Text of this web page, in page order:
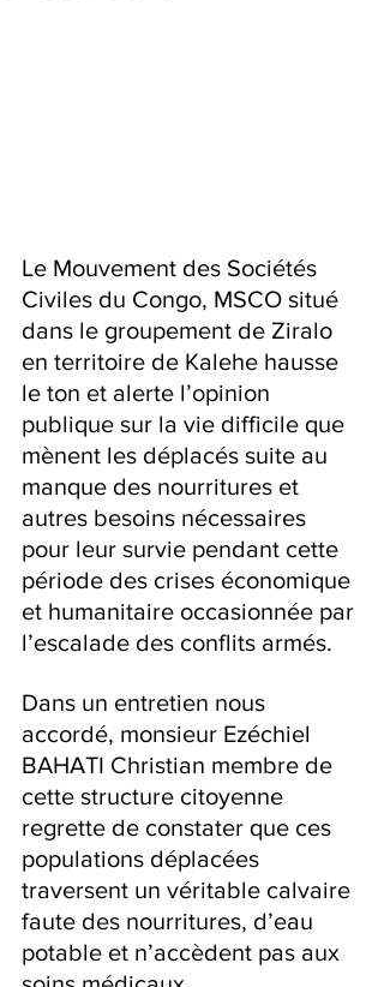
Le Mouvement des Sociétés
Civiles du Congo, MSCO situé
dans le groupement de Ziralo
en territoire de Kalehe hausse
le ton et alerte l’opinion
publique sur la vie difficile que
mènent les déplacés suite au
manque des nourritures et
autres besoins nécessaires
pour leur survie pendant cette
période des crises économique
et humanitaire occasionnée par
l’escalade des conflits armés.
Dans un entretien nous
accordé, monsieur Ezéchiel
BAHATI Christian membre de
cette structure citoyenne
regrette de constater que ces
populations déplacées
traversent un véritable calvaire
faute des nourritures, d’eau
potable et n’accèdent pas aux